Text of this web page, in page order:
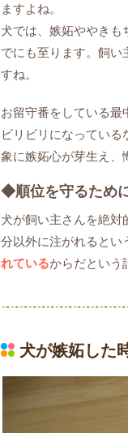
ますよね。
犬では、嫉妬ややきも
でにも至ります。飼い
すね。
お留守番をしている最
ビリビリになってい
象に嫉妬心が芽生え、
◆順位を守るため
犬が飼い主さんを絶対
分以外に注がれるとい
れているからだという
犬が嫉妬した